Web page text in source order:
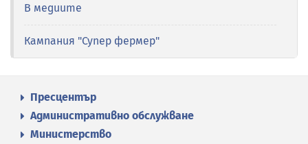
В медиите
Кампания "Супер фермер"
Пресцентър
Административно обслужване
Министерство